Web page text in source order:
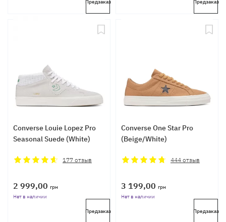
Предзаказ Предзаказ
Converse Louie Lopez Pro
Seasonal Suede (White)
177отзыв
2 999,00 грн
Нет в наличии
Предзаказ
Converse One Star Pro
(Beige/White)
444отзыв
3 199,00 грн
Нет в наличии
Предзаказ